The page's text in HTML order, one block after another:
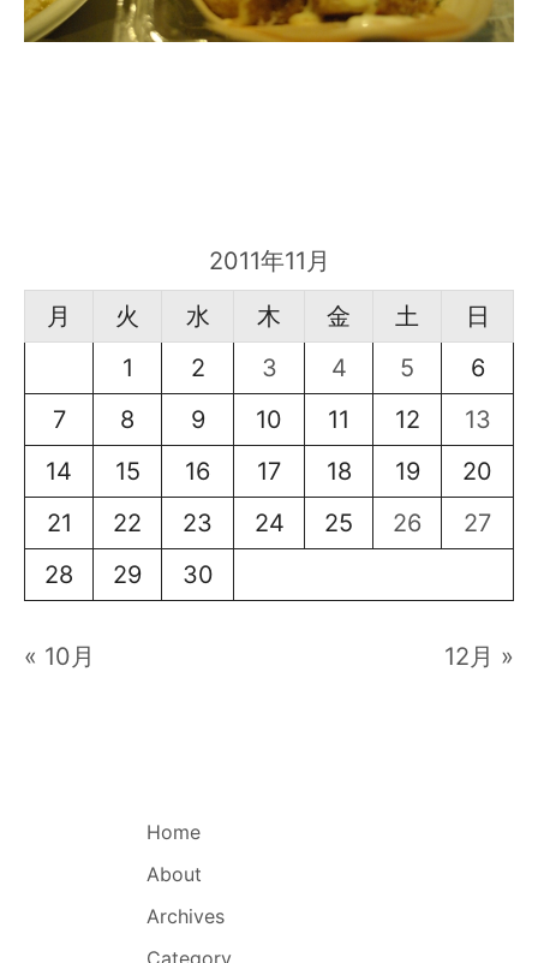
2011年11月
月
火 水 木 金 土
日
1
2 3 4 5
6
7
8 9 10 11 12
13
14
15 16 17 18 19
20
21
22 23 24 25 26
27
28
29 30
« 10月 12月 »
Home
About
Archives